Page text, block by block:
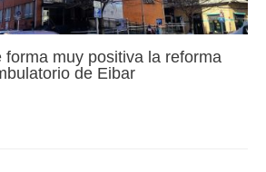
forma muy positiva la reforma
de Eibar